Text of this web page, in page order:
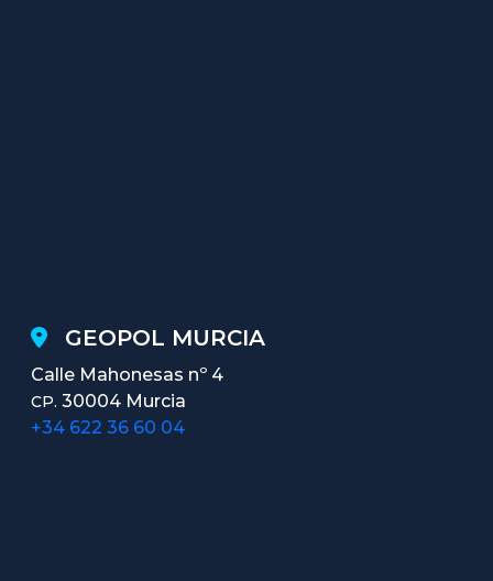
GEOPOL MURCIA
Calle Mahonesas nº 4
CP. 30004 Murcia
+34 622 36 60 04